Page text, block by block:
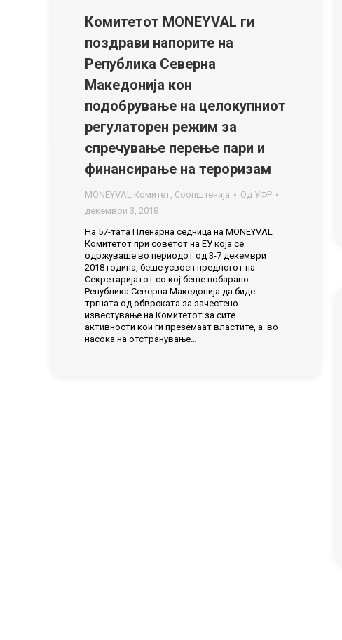
Комитетот MONEYVAL ги
поздрави напорите на
Република Северна
Македонија кон
подобрување на целокупниот
регулаторен режим за
спречување перење пари и
финансирање на тероризам
MONEYVAL Комитет, Соопштенија Од УФР
декември 3, 2018
На 57-тата Пленарна седница на MONEYVAL
Комитетот при советот на ЕУ која се
одржуваше во периодот од 3-7 декември
2018 година, беше усвоен предлогот на
Секретаријатот со кој беше побарано
Република Северна Македонија да биде
тргната од обврската за зачестено
известување на Комитетот за сите
активности кои ги преземаат властите, а во
насока на отстранување…